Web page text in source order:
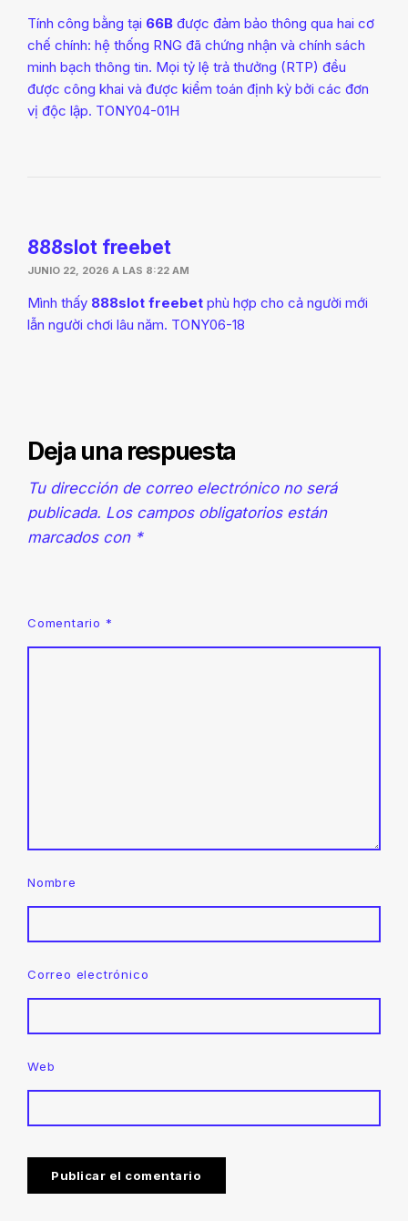
Tính công bằng tại 66B được đảm bảo thông qua hai cơ
chế chính: hệ thống RNG đã chứng nhận và chính sách
minh bạch thông tin. Mọi tỷ lệ trả thưởng (RTP) đều
được công khai và được kiểm toán định kỳ bởi các đơn
vị độc lập. TONY04-01H
888slot freebet
JUNIO 22, 2026 A LAS 8:22 AM
Mình thấy 888slot freebet phù hợp cho cả người mới
lẫn người chơi lâu năm. TONY06-18
Deja una respuesta
Tu dirección de correo electrónico no será
publicada. Los campos obligatorios están
marcados con *
Comentario *
Nombre
Correo electrónico
Web